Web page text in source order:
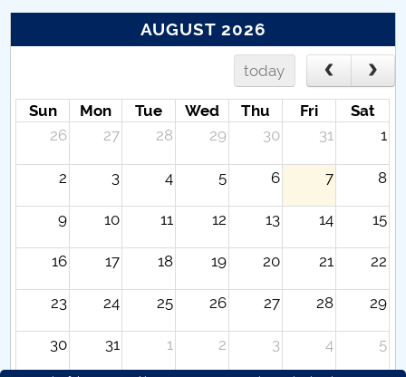
AUGUST 2026
today
Sun Mon Tue Wed Thu Fri
Sat
26
27 28 29 30 31 1
2 3 4 5 6 7 8
9 10 11 12 13 14 15
16 17 18 19 20 21 22
23 24 25 26 27 28 29
30 31 1 2 3 4 5